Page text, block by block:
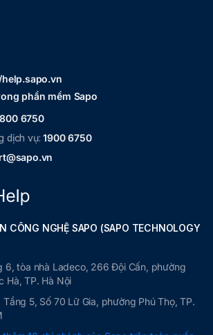
phần mềm Sapo
6750
dịch vụ:1900 6750
CÔNG NGHỆ SAPO (SAPO TECHNOLOGY
6, tòa nhà Ladeco, 266 Đội Cấn, phường
Hà, TP. Hà Nội
Tầng 5, Số 70 Lữ Gia, phường Phú Thọ, TP.